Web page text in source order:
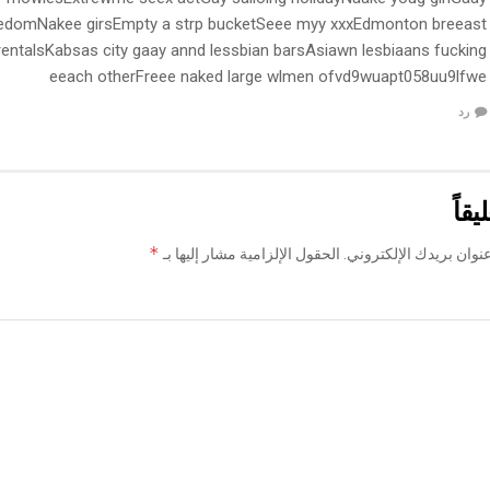
girsEmpty a strp bucketSeee myy xxxEdmonton breeast
city gaay annd lessbian barsAsiawn lesbiaans fucking
eeach otherFreee naked large wlmen ofvd9wuapt058uu9lfwe
رد
بريدك الإلكتروني. الحقول الإلزامية مشار إليها بـ *